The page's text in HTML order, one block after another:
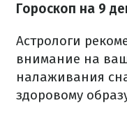
Гороскоп на 9
Астрологи
внимание на
налаживания
здоровому